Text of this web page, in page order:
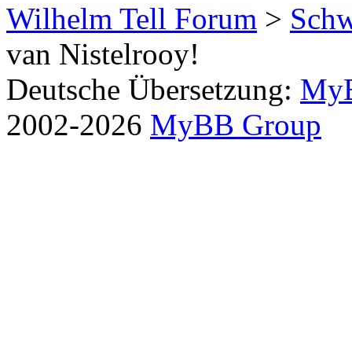
Wilhelm Tell Forum >
van Nistelrooy!
Deutsche Übersetzung:
2002-2026 MyBB Group